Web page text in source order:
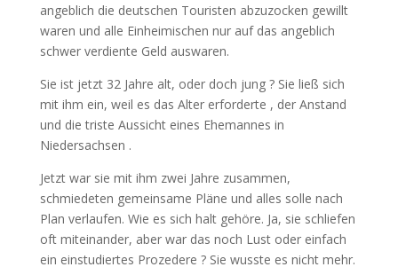
angeblich die deutschen Touristen abzuzocken gewillt
waren und alle Einheimischen nur auf das angeblich
schwer verdiente Geld auswaren.
Sie ist jetzt 32 Jahre alt, oder doch jung ? Sie ließ sich
mit ihm ein, weil es das Alter erforderte , der Anstand
und die triste Aussicht eines Ehemannes in
Niedersachsen .
Jetzt war sie mit ihm zwei Jahre zusammen,
schmiedeten gemeinsame Pläne und alles solle nach
Plan verlaufen. Wie es sich halt gehöre. Ja, sie schliefen
oft miteinander, aber war das noch Lust oder einfach
ein einstudiertes Prozedere ? Sie wusste es nicht mehr.